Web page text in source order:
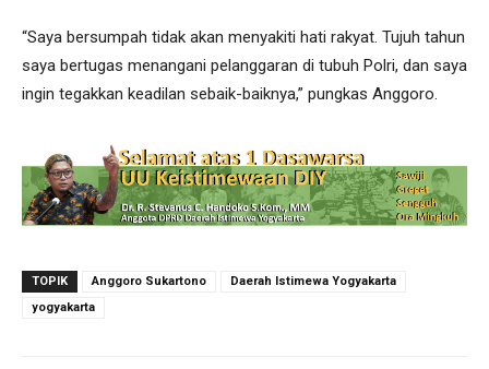
“Saya bersumpah tidak akan menyakiti hati rakyat. Tujuh tahun
saya bertugas menangani pelanggaran di tubuh Polri, dan saya
ingin tegakkan keadilan sebaik-baiknya,” pungkas Anggoro.
TOPIK Anggoro Sukartono
Daerah Istimewa Yogyakarta
yogyakarta